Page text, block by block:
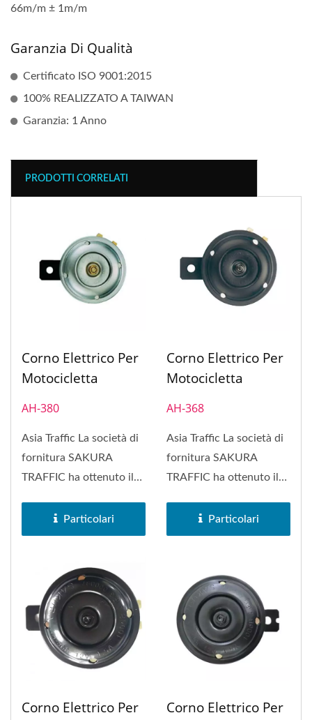
66m/m ± 1m/m
Garanzia Di Qualità
Certificato ISO 9001:2015
100% REALIZZATO A TAIWAN
Garanzia: 1 Anno
PRODOTTI CORRELATI
Corno Elettrico Per
Motocicletta
AH-380
Asia Traffic La società di
fornitura SAKURA
TRAFFIC ha ottenuto il
SAKURA...Particolari
Corno Elettrico Per
Motocicletta
AH-368
Asia Traffic La società di
fornitura SAKURA
TRAFFIC ha ottenuto il
SAKURA...Particolari
Corno Elettrico Per
Corno Elettrico Per